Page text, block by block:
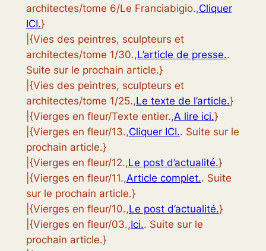
architectes/tome 6/Le Franciabigio.,Cliquer
ICI.}
|{Vies des peintres, sculpteurs et
architectes/tome 1/30.,L’article de presse..
Suite sur le prochain article.}
|{Vies des peintres, sculpteurs et
architectes/tome 1/25.,Le texte de l’article.}
|{Vierges en fleur/Texte entier.,A lire ici.}
|{Vierges en fleur/13.,Cliquer ICI.. Suite sur le
prochain article.}
|{Vierges en fleur/12.,Le post d’actualité.}
|{Vierges en fleur/11.,Article complet.. Suite
sur le prochain article.}
|{Vierges en fleur/10.,Le post d’actualité.}
|{Vierges en fleur/03.,Ici.. Suite sur le
prochain article.}